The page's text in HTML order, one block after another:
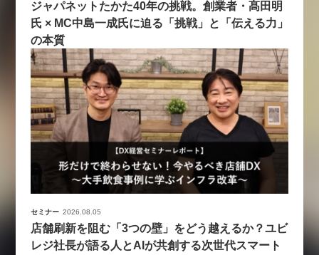
ジャパネットたかた40年の挑戦。創業者・髙田明
氏 × MC中島一成氏に迫る「挑戦」と「伝える力」
の本質
セミナー 2026.08.05
店舗刷新を阻む「3つの壁」をどう越えるか？ユビ
レジ社長が語る人とAIが共創する次世代スマート